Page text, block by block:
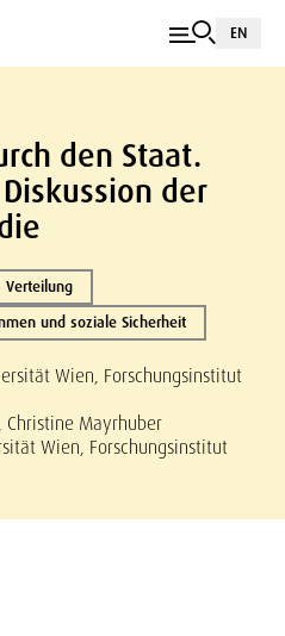
EN
den Staat.
der
Verteilung
und soziale Sicherheit
Wien, Forschungsinstitut
Christine Mayrhuber
Wien, Forschungsinstitut